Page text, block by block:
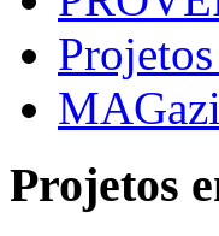
Projetos